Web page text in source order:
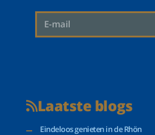
Laatste blogs
Eindeloos genieten in de Rhön